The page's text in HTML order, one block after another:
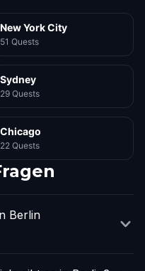
New York City
51 Quests
Sydney
29 Quests
Chicago
22 Quests
Berlin